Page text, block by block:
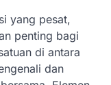
yang pesat,
penting bagi
di antara
dan